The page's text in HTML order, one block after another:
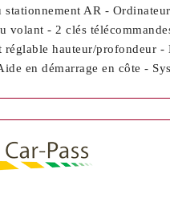
stationnement AR -
volant - 2 clés
réglable hauteur/profondeur
en démarrage en côte -